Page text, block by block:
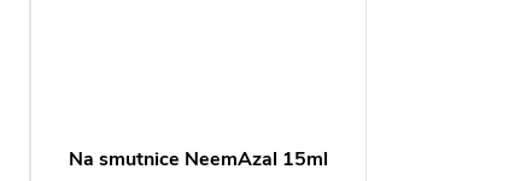
Na smutnice NeemAzal 15ml